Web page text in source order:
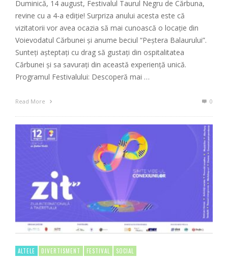
Duminică, 14 august, Festivalul Taurul Negru de Cărbuna,
revine cu a 4-a ediție! Surpriza anului acesta este că
vizitatorii vor avea ocazia să mai cunoască o locație din
Voievodatul Cărbunei și anume beciul “Peștera Balaurului”.
Sunteți așteptați cu drag să gustați din ospitalitatea
Cărbunei și sa savurați din această experiență unică.
Programul Festivalului: Descoperă mai …
Read More 0
ALTELE DIVERTISMENT FESTIVAL SOCIAL